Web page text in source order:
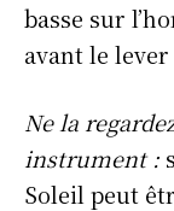
Amériques
Asie
basse sur
avant le
Ne la
instrument :
Soleil peut